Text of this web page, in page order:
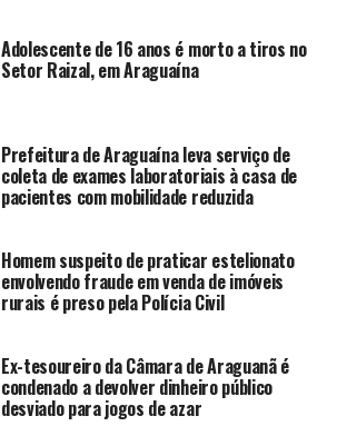
Adolescente de 16 anos é morto a tiros no
Setor Raizal, em Araguaína
Prefeitura de Araguaína leva serviço de
coleta de exames laboratoriais à casa de
pacientes com mobilidade reduzida
Homem suspeito de praticar estelionato
envolvendo fraude em venda de imóveis
rurais é preso pela Polícia Civil
Ex-tesoureiro da Câmara de Araguanã é
condenado a devolver dinheiro público
desviado para jogos de azar